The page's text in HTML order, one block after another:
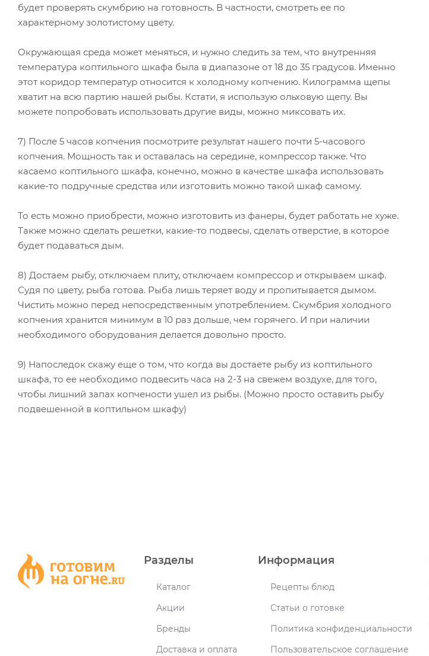
будет проверять скумбрию на готовность. В частности, смотреть ее по
характерному золотистому цвету.
Окружающая среда может меняться, и нужно следить за тем, что внутренняя
температура коптильного шкафа была в диапазоне от 18 до 35 градусов. Именно
этот коридор температур относится к холодному копчению. Килограмма щепы
хватит на всю партию нашей рыбы. Кстати, я использую ольховую щепу. Вы
можете попробовать использовать другие виды, можно миксовать их.
7) После 5 часов копчения посмотрите результат нашего почти 5-часового
копчения. Мощность так и оставалась на середине, компрессор также. Что
касаемо коптильного шкафа, конечно, можно в качестве шкафа использовать
какие-то подручные средства или изготовить можно такой шкаф самому.
То есть можно приобрести, можно изготовить из фанеры, будет работать не хуже.
Также можно сделать решетки, какие-то подвесы, сделать отверстие, в которое
будет подаваться дым.
8) Достаем рыбу, отключаем плиту, отключаем компрессор и открываем шкаф.
Судя по цвету, рыба готова. Рыба лишь теряет воду и пропитывается дымом.
Чистить можно перед непосредственным употреблением. Скумбрия холодного
копчения хранится минимум в 10 раз дольше, чем горячего. И при наличии
необходимого оборудования делается довольно просто.
9) Напоследок скажу еще о том, что когда вы достаете рыбу из коптильного
шкафа, то ее необходимо подвесить часа на 2-3 на свежем воздухе, для того,
чтобы лишний запах копчености ушел из рыбы. (Можно просто оставить рыбу
подвешенной в коптильном шкафу)
Разделы
Каталог
Акции
Бренды
Доставка и оплата
Информация
Рецепты блюд
Статьи о готовке
Политика конфиденциальности
Пользовательское соглашение